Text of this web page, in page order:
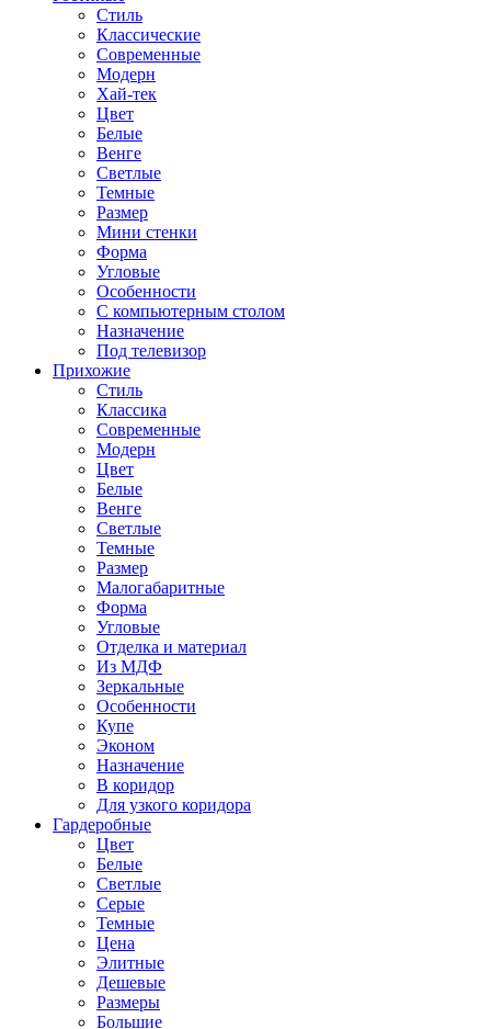
Стиль
Классические
Современные
Модерн
Хай-тек
Цвет
Белые
Венге
Светлые
Темные
Размер
Мини стенки
Форма
Угловые
Особенности
С компьютерным столом
Назначение
Под телевизор
Прихожие
Стиль
Классика
Современные
Модерн
Цвет
Белые
Венге
Светлые
Темные
Размер
Малогабаритные
Форма
Угловые
Отделка и материал
Из МДФ
Зеркальные
Особенности
Купе
Эконом
Назначение
В коридор
Для узкого коридора
Гардеробные
Цвет
Белые
Светлые
Серые
Темные
Цена
Элитные
Дешевые
Размеры
Большие